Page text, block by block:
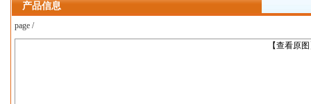
产品信息
page /
【查看原
上一张